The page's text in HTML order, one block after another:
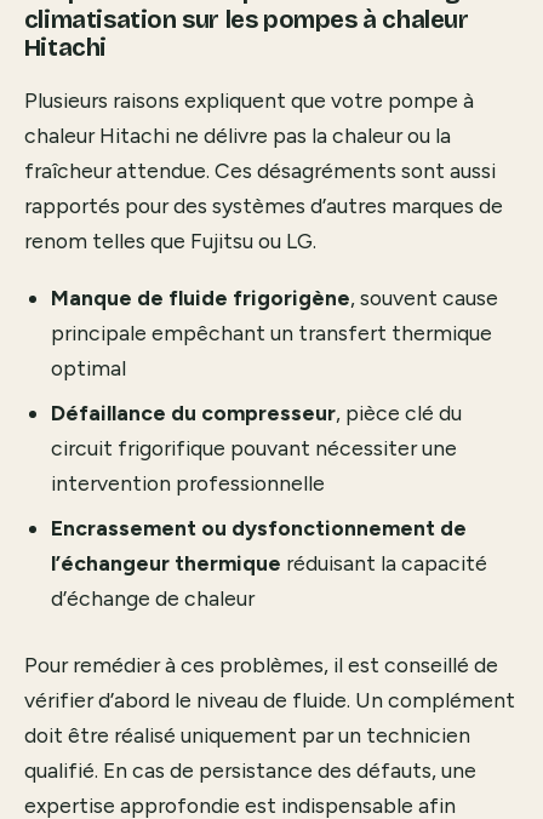
climatisation sur les pompes à chaleur
Hitachi
Plusieurs raisons expliquent que votre pompe à
chaleur Hitachi ne délivre pas la chaleur ou la
fraîcheur attendue. Ces désagréments sont aussi
rapportés pour des systèmes d’autres marques de
renom telles que Fujitsu ou LG.
Manque de fluide frigorigène, souvent cause
principale empêchant un transfert thermique
optimal
Défaillance du compresseur, pièce clé du
circuit frigorifique pouvant nécessiter une
intervention professionnelle
Encrassement ou dysfonctionnement de
l’échangeur thermique réduisant la capacité
d’échange de chaleur
Pour remédier à ces problèmes, il est conseillé de
vérifier d’abord le niveau de fluide. Un complément
doit être réalisé uniquement par un technicien
qualifié. En cas de persistance des défauts, une
expertise approfondie est indispensable afin